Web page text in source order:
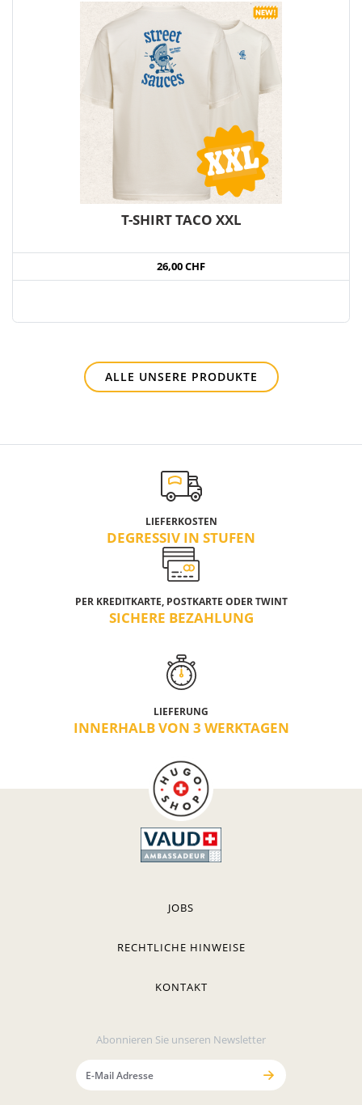
T-SHIRT TACO XXL
26,00 CHF
ALLE UNSERE PRODUKTE
LIEFERKOSTEN
DEGRESSIV IN STUFEN
PER KREDITKARTE, POSTKARTE ODER TWINT
SICHERE BEZAHLUNG
LIEFERUNG
INNERHALB VON 3 WERKTAGEN
JOBS
RECHTLICHE HINWEISE
KONTAKT
Abonnieren Sie unseren Newsletter